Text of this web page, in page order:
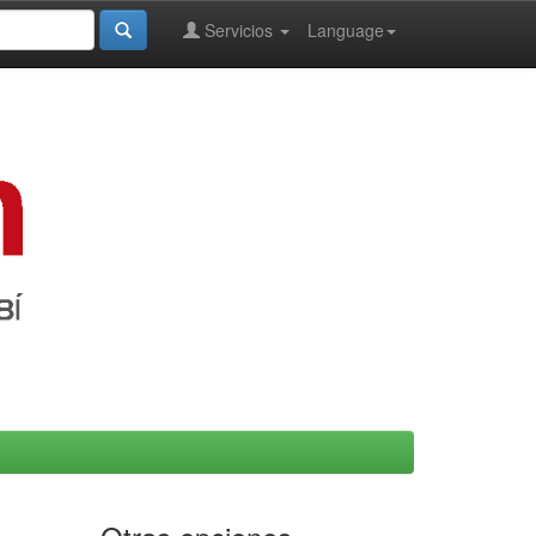
Language
Servicios